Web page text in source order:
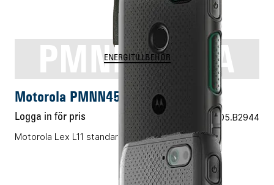
PMNN4545A
ENERGITILLBEHÖR
Motorola PMNN4545A
Logga in för pris Vårt art.nr 05.B2944
Motorola Lex L11 standardbatteri 2500T